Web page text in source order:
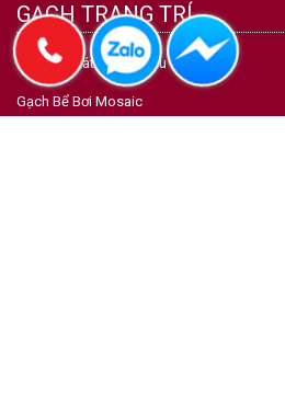
GẠCH TRANG TRÍ
Gạch Ốp Lát Nhập Khẩu
Gạch Bể Bơi Mosaic